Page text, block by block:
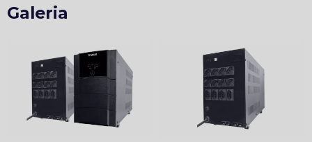
Galeria